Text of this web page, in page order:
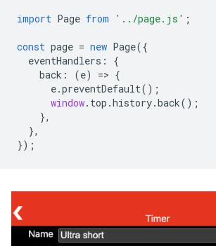
import Page from '../page.js' ;
const page = new Page({
eventHandlers :
{
back : (e) => {
e.preventDefault();
window. top .history.back();
},
},
});